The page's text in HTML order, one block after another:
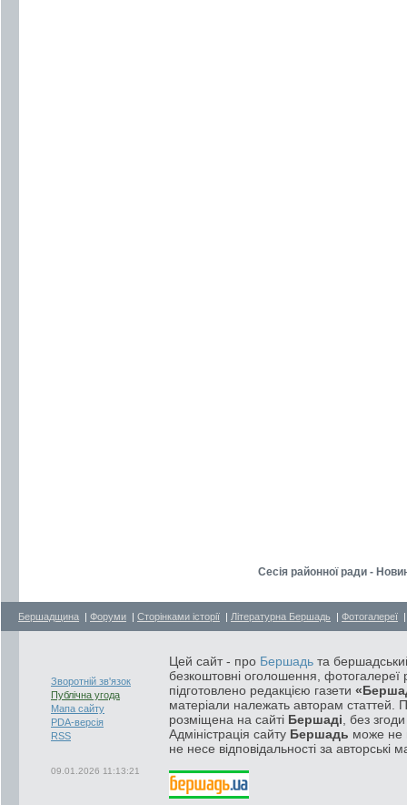
Сесія районної ради -
Бершадщина | Форуми | Сторінками історії | Літературна Бершадь | Фотогалереї
Зворотній зв'язок
Публічна угода
Мапа сайту
PDA-версія
RSS
09.01.2026 11:13:21
Цей сайт - про Бершадь та
безкоштовні оголошення, фотогалереї
підготовлено редакцією газети
матеріали належать авторам статтей.
розміщена на сайті Бершаді , без
Адміністрація сайту Бершадь може не
не несе відповідальності за авторські